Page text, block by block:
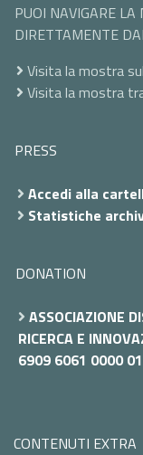
PUOI NAVIGARE
DIRETTAMENTE
Visita la mostra
Visita la mostra
PRESS
Accedi alla
Statistiche
DONATION
ASSOCIAZIONE
RICERCA E
6909 6061 0000
CONTENUTI EXTRA